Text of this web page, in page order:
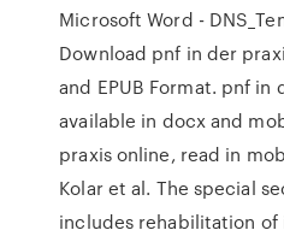
Microsoft Word -
Download pnf in der
and EPUB Format. pnf in
available in docx and
praxis online, read in
Kolar et al. The special
includes rehabilitation